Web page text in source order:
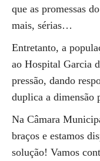
que as promessas
mais, sérias…
Entretanto, a
ao Hospital Garcia
pressão, dando
duplica a dimensão
Na Câmara
braços e estamos
solução! Vamos